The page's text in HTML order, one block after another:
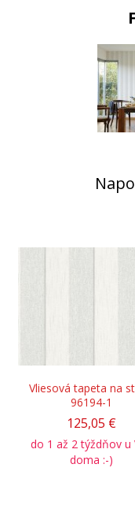
Vliesová tapeta na
96194-1
125,05 €
do 1 až 2 týždňov u
doma :-)